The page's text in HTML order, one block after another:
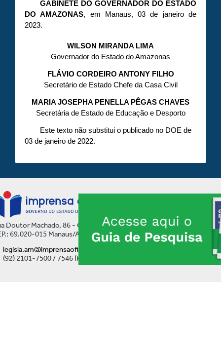
GABINETE DO GOVERNADOR DO ESTADO
DO AMAZONAS, em Manaus, 03 de janeiro de
2023.
WILSON MIRANDA LIMA
Governador do Estado do Amazonas
FLÁVIO CORDEIRO ANTONY FILHO
Secretário de Estado Chefe da Casa Civil
MARIA JOSEPHA PENELLA PÊGAS CHAVES
Secretária de Estado de Educação e Desporto
Este texto não substitui o publicado no DOE de
03 de janeiro de 2022.
Doutor Machado, 86 - Centro
69.020-015 Manaus/AM
legisla.am@imprensaoficial.am.gov.br
(92) 2101-7500 / 7546 (Ramal)